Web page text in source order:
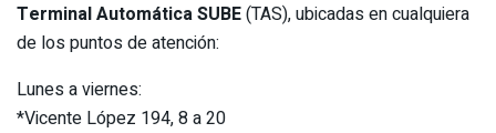
Terminal Automática SUBE(TAS), ubicadas en cualquiera
de los puntos de atención:
Lunes a viernes:
*Vicente López 194, 8 a 20